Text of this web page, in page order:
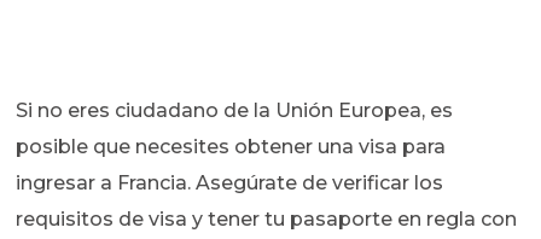
Si no eres ciudadano de la Unión Europea, es
posible que necesites obtener una visa para
ingresar a Francia. Asegúrate de verificar los
requisitos de visa y tener tu pasaporte en regla con